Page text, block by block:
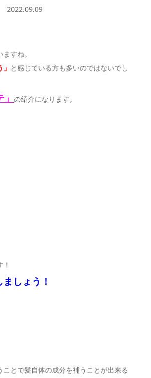
2022.09.09
すね。
と感じている方も多いのではないでし
の紹介になります。
しょう！
とで髪自体の成分を補うことが出来る